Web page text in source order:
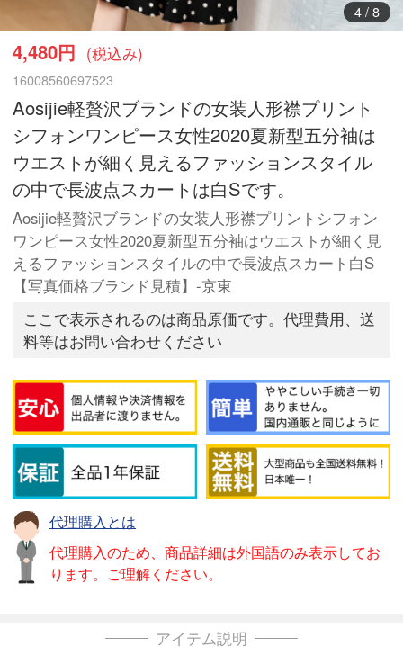
5/ 8
4,480円 (税込み)
16008560697523
Aosijie軽贅沢ブランドの女装人形襟プリント
シフォンワンピース女性2020夏新型五分袖は
ウエストが細く見えるファッションスタイル
の中で長波点スカートは白Sです。
Aosijie軽贅沢ブランドの女装人形襟プリントシフォン
ワンピース女性2020夏新型五分袖はウエストが細く見
えるファッションスタイルの中で長波点スカート白S
【写真価格ブランド見積】-京東
ここで表示されるのは商品原価です。代理費用、送
料等はお問い合わせください
代理購入とは
代理購入のため、商品詳細は外国語のみ表示してお
ります。ご理解ください。
アイテム説明